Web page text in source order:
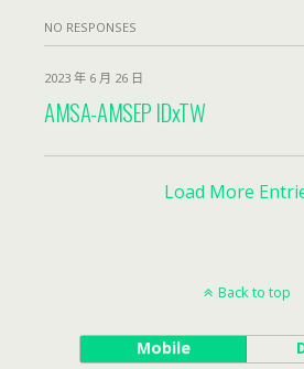
NO RESPONSES
2023 年 6 月 26 日
AMSA-AMSEP IDxTW
Load More
Back to top
Mobile